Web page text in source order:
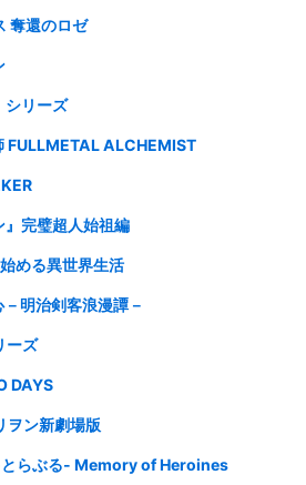
奪還のロゼ
シリーズ
FULLMETAL ALCHEMIST
』完璧超人始祖編
める異世界生活
明治剣客浪漫譚－
ーズ
DAYS
ヲン新劇場版
とらぶる- Memory of Heroines